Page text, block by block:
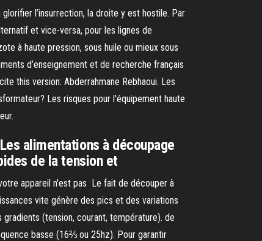
l’insurrection, la droite y est hostile. Par
et vice-versa, pour les lignes de
à haute pression, sous huile ou mieux sous
d’enseignement et de recherche français
this version: Abderrahmane Rebhaoui. Les
Les risques pour l'équipement haute
alimentations à découpage
de la tension et
appareil n'est pas Le fait de découper à
vite génère des pics et des variations
(tension, courant, température). de
basse (16⅔ ou 25hz). Pour garantir